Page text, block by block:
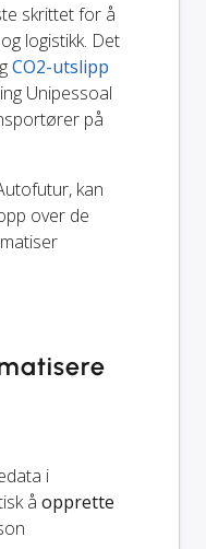
skrittet for å
logistikk. Det
CO2-utslipp
Unipessoal
på
kan
over de
i
å opprette